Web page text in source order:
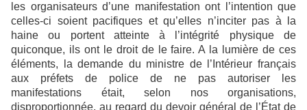
les organisateurs d’une manifestation ont l’intention que
celles-ci soient pacifiques et qu’elles n’inciter pas à la
haine ou portent atteinte à l’intégrité physique de
quiconque, ils ont le droit de le faire. A la lumière de ces
éléments, la demande du ministre de l’Intérieur français
aux préfets de police de ne pas autoriser les
manifestations était, selon nos organisations,
disproportionnée, au regard du devoir général de l’État de